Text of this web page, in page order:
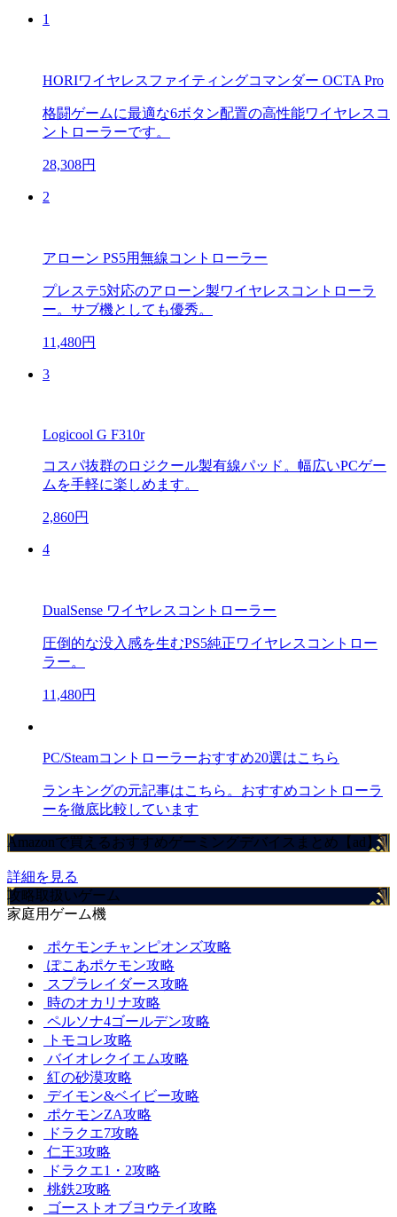
1
HORIワイヤレスファイティングコマンダー OCTA Pro
格闘ゲームに最適な6ボタン配置の高性能ワイヤレスコ
ントローラーです。
28,308円
2
アローン PS5用無線コントローラー
プレステ5対応のアローン製ワイヤレスコントローラ
ー。サブ機としても優秀。
11,480円
3
Logicool G F310r
コスパ抜群のロジクール製有線パッド。幅広いPCゲー
ムを手軽に楽しめます。
2,860円
4
DualSense ワイヤレスコントローラー
圧倒的な没入感を生むPS5純正ワイヤレスコントロー
ラー。
11,480円
PC/Steamコントローラーおすすめ20選はこちら
ランキングの元記事はこちら。おすすめコントローラ
ーを徹底比較しています
Amazonで買えるおすすめゲーミングデバイスまとめ【ad】
詳細を見る
攻略取扱いゲーム
家庭用ゲーム機
ポケモンチャンピオンズ攻略
ぽこあポケモン攻略
スプラレイダース攻略
時のオカリナ攻略
ペルソナ4ゴールデン攻略
トモコレ攻略
バイオレクイエム攻略
紅の砂漠攻略
デイモン&ベイビー攻略
ポケモンZA攻略
ドラクエ7攻略
仁王3攻略
ドラクエ1・2攻略
桃鉄2攻略
ゴーストオブヨウテイ攻略